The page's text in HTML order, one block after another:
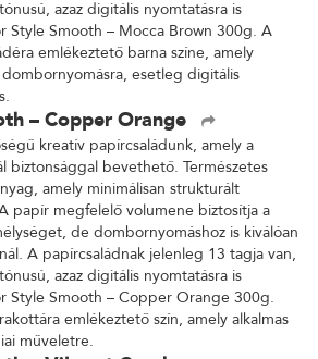
azaz digitális nyomtatásra is
Style Smooth – Mocca Brown 300g. A
emlékeztető barna színe, amely
esetleg digitális
– Copper Orange
kreatív papírcsaládunk, amely a
biztonsággal bevethető. Természetes
amely minimálisan strukturált
papír megfelelő volumene biztosítja a
de dombornyomáshoz is kiválóan
A papírcsaládnak jelenleg 13 tagja van,
azaz digitális nyomtatásra is
Style Smooth – Copper Orange 300g.
emlékeztető szín, amely alkalmas
műveletre.